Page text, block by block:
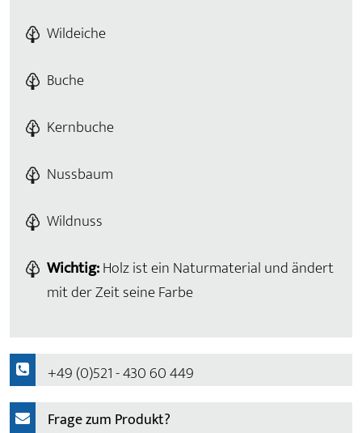
Wildeiche
Buche
Kernbuche
Nussbaum
Wildnuss
Wichtig:Holz ist ein Naturmaterial und ändert
mit der Zeit seine Farbe
+49 (0)521 - 430 60 449
Frage zum Produkt?